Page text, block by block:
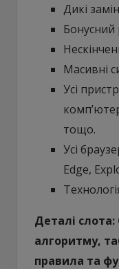
Дикі
Бонусний
Масивні
Усі
тощо.
Усі
Edge,
Деталі слота:
алгоритму,
правила та